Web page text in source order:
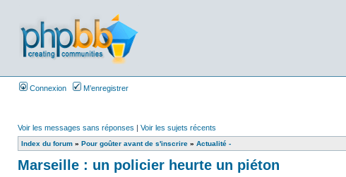
Connexion M’enregistrer
Voir les messages sans réponses | Voir les sujets récents
Index du forum » Pour goûter avant de s'inscrire » Actualité -
Marseille : un policier heurte un piéton